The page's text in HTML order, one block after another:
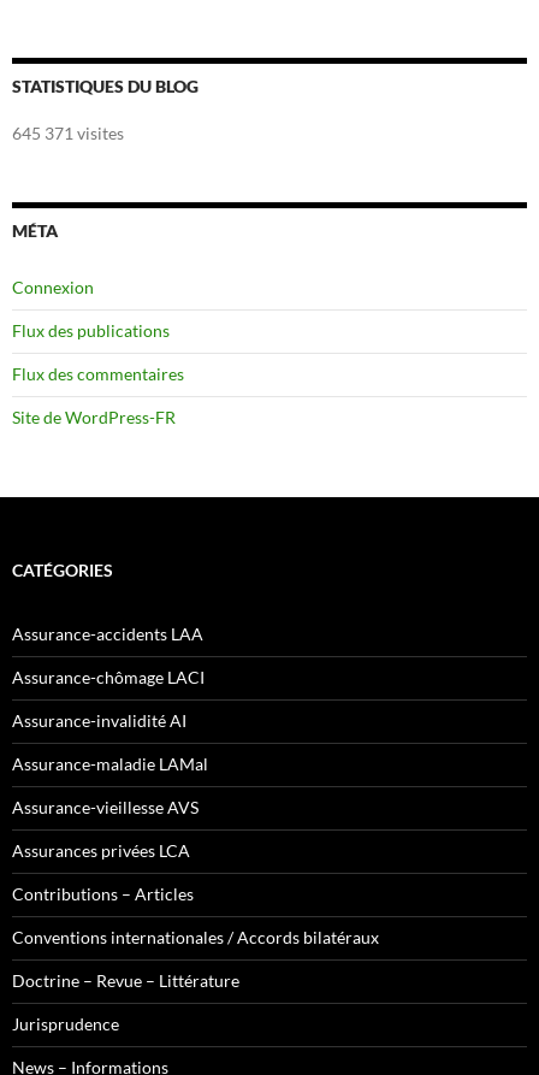
STATISTIQUES DU BLOG
645 371 visites
MÉTA
Connexion
Flux des publications
Flux des commentaires
Site de WordPress-FR
CATÉGORIES
Assurance-accidents LAA
Assurance-chômage LACI
Assurance-invalidité AI
Assurance-maladie LAMal
Assurance-vieillesse AVS
Assurances privées LCA
Contributions – Articles
Conventions internationales / Accords bilatéraux
Doctrine – Revue – Littérature
Jurisprudence
News – Informations